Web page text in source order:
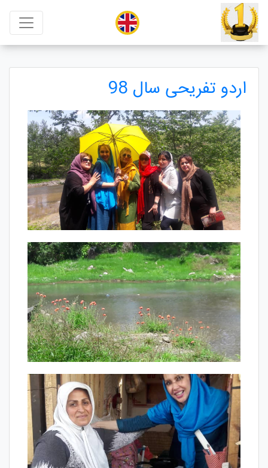
اردو تفریحی سال 98